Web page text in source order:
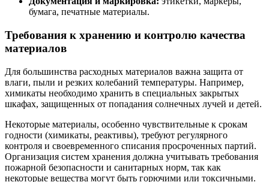
бумага, печатные материалы.
Требования к хранению и контролю качества
материалов
Для большинства расходных материалов важна защита от
влаги, пыли и резких колебаний температуры. Например,
химикаты необходимо хранить в специальных закрытых
шкафах, защищенных от попадания солнечных лучей и детей.
Некоторые материалы, особенно чувствительные к срокам
годности (химикаты, реактивы), требуют регулярного
контроля и своевременного списания просроченных партий.
Организация систем хранения должна учитывать требования
пожарной безопасности и санитарных норм, так как
некоторые вещества могут быть горючими или токсичными.